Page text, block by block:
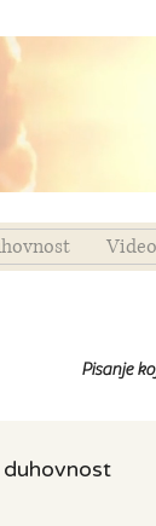
Video
Pisanje